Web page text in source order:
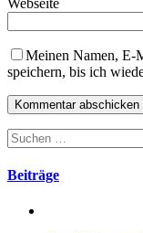
Meinen Namen, E-
speichern, bis ich
Suchen
nach:
Beiträge